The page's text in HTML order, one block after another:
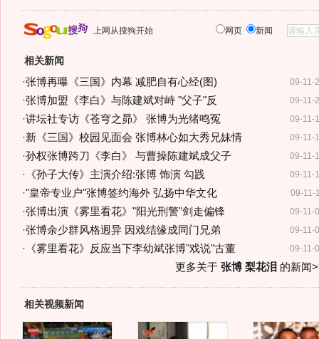
上网从搜狗开始 网页 新闻
相关新闻
09-11-
·张博再曝《三国》内幕 减肥自有心经(图)
09-11-
·张博加盟《李白》与陈建斌对峙 "父子"反
09-11-
·讲坛社专访《苍穹之昴》 张博为光绪鸣冤
09-11-
·新《三国》校园见面会 张博林心如大秀兄妹情
09-11-
·孙权张博跨刀《李白》 与曹操陈建斌成父子
09-11-
· 《孙子大传》主演介绍:张博 饰演 勾践
09-11-
·"皇帝专业户"张博签约海外 弘扬中华文化
09-11-
·张博出演《雾里看花》"阳光刑警"剑走偏锋
09-11-
·张博余少群风格迥异 因戏结缘成同门兄弟
09-11-
· 《雾里看花》反应当下李幼斌张博"戏说"古董
更多关于 张博 梨花泪 的新闻
相关视频新闻